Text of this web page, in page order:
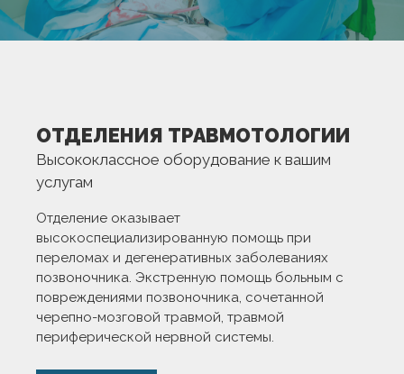
ОТДЕЛЕНИЯ ТРАВМОТОЛОГИИ
Высококлассное оборудование к вашим
услугам
Отделение оказывает
высокоспециализированную помощь при
переломах и дегенеративных заболеваниях
позвоночника. Экстренную помощь больным с
повреждениями позвоночника, сочетанной
черепно-мозговой травмой, травмой
периферической нервной системы.